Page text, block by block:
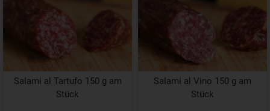
Salami al Tartufo 150 g am
Stück
Salami al Vino 150 g am
Stück